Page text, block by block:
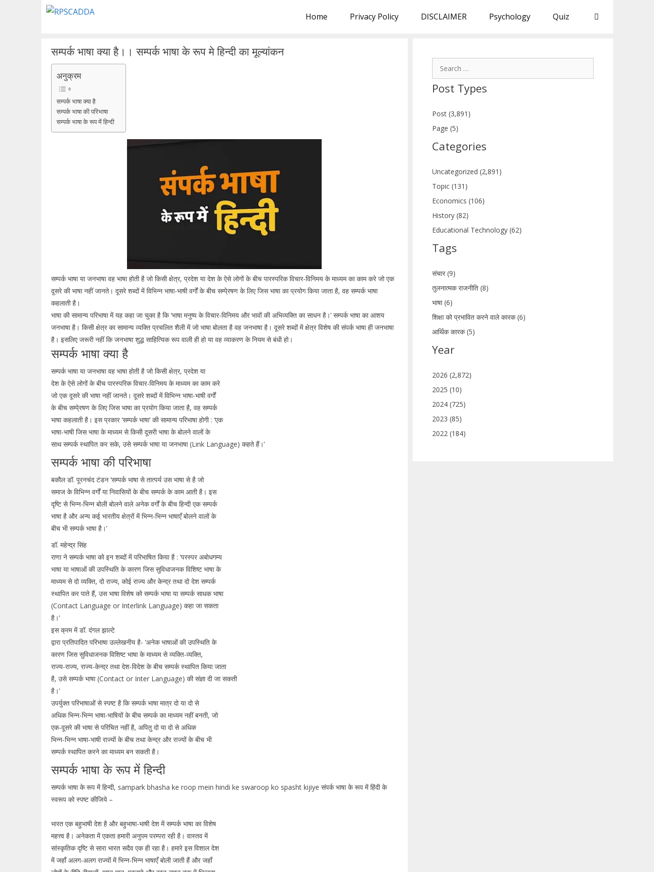
Home Privacy Policy DISCLAIMER Psychology Quiz
सम्पर्क भाषा क्या है।। सम्पर्क भाषा के रूप मे हिन्दी का मूल्यांकन
अनुक्रम
सम्पर्क भाषा क्या है
सम्पर्क भाषा की परिभाषा
सम्पर्क भाषा के रूप में हिन्दी
सम्पर्क भाषा या जनभाषा वह भाषा होती है जो किसी क्षेत्र, प्रदेश या देश के ऐसे लोगों के बीच पारस्परिक विचार-विनिमय के माध्यम का काम करे जो एक
दूसरे की भाषा नहीं जानते। दूसरे शब्दों में विभिन्न भाषा-भाषी वर्गों के बीच सम्पे्रषण के लिए जिस भाषा का प्रयोग किया जाता है, वह सम्पर्क भाषा
कहलाती है।
भाषा की सामान्य परिभाषा में यह कहा जा चुका है कि ‘भाषा मनुष्य के विचार-विनिमय और भावों की अभिव्यक्ति का साधन है।’ सम्पर्क भाषा का आशय
जनभाषा है। किसी क्षेत्र का सामान्य व्यक्ति प्रचलित शैली में जो भाषा बोलता है वह जनभाषा है। दूसरे शब्दों में क्षेत्र विशेष की संपर्क भाषा ही जनभाषा
है। इसलिए जरूरी नहीं कि जनभाषा शुद्ध साहित्यिक रूप वाली ही हो या वह व्याकरण के नियम से बंधी हो।
सम्पर्क भाषा क्या है
सम्पर्क भाषा या जनभाषा वह भाषा होती है जो किसी क्षेत्र, प्रदेश या
देश के ऐसे लोगों के बीच पारस्परिक विचार-विनिमय के माध्यम का काम करे
जो एक दूसरे की भाषा नहीं जानते। दूसरे शब्दों में विभिन्न भाषा-भाषी वर्गों
के बीच सम्पे्रषण के लिए जिस भाषा का प्रयोग किया जाता है, वह सम्पर्क
भाषा कहलाती है। इस प्रकार ‘सम्पर्क भाषा’ की सामान्य परिभाषा होगी : ‘एक
भाषा-भाषी जिस भाषा के माध्यम से किसी दूसरी भाषा के बोलने वालों के
साथ सम्पर्क स्थापित कर सके, उसे सम्पर्क भाषा या जनभाषा (Link Language) कहते हैं।’
सम्पर्क भाषा की परिभाषा
बकौल डॉ. पूरनचंद टंडन ‘सम्पर्क भाषा से तात्पर्य उस भाषा से है जो
समाज के विभिन्न वर्गों या निवासियों के बीच सम्पर्क के काम आती है। इस
दृष्टि से भिन्न-भिन्न बोली बोलने वाले अनेक वर्गों के बीच हिन्दी एक सम्पर्क
भाषा है और अन्य कई भारतीय क्षेत्रों में भिन्न-भिन्न भाषाएँ बोलने वालों के
बीच भी सम्पर्क भाषा है।’
डॉ. महेन्द्र सिंह
राणा ने सम्पर्क भाषा को इन शब्दों में परिभाषित किया है : ‘परस्पर अबोधगम्य
भाषा या भाषाओं की उपस्थिति के कारण जिस सुविधाजनक विशिष्ट भाषा के
माध्यम से दो व्यक्ति, दो राज्य, कोई राज्य और केन्द्र तथा दो देश सम्पर्क
स्थापित कर पाते हैं, उस भाषा विशेष को सम्पर्क भाषा या सम्पर्क साधक भाषा
(Contact Language or Interlink Language) कहा जा सकता
है।’
इस क्रम में डॉ. दंगल झाल्टे
द्वारा प्रतिपादित परिभाषा उल्लेखनीय है- ‘अनेक भाषाओं की उपस्थिति के
कारण जिस सुविधाजनक विशिष्ट भाषा के माध्यम से व्यक्ति-व्यक्ति,
राज्य-राज्य, राज्य-केन्द्र तथा देश-विदेश के बीच सम्पर्क स्थापित किया जाता
है, उसे सम्पर्क भाषा (Contact or Inter Language) की संज्ञा दी जा सकती
है।’
उपर्युक्त परिभाषाओं से स्पष्ट है कि सम्पर्क भाषा मात्र दो या दो से
अधिक भिन्न-भिन्न भाषा-भाषियों के बीच सम्पर्क का माध्यम नहीं बनती, जो
एक-दूसरे की भाषा से परिचित नहीं है, अपितु दो या दो से अधिक
भिन्न-भिन्न भाषा-भाषी राज्यों के बीच तथा केन्द्र और राज्यों के बीच भी
सम्पर्क स्थापित करने का माध्यम बन सकती है।
सम्पर्क भाषा के रूप में हिन्दी
सम्पर्क भाषा के रूप में हिन्दी, sampark bhasha ke roop mein hindi ke swaroop ko spasht kijiye संपर्क भाषा के रूप में हिंदी के
स्वरूप को स्पष्ट कीजिये –
भारत एक बहुभाषी देश है और बहुभाषा-भाषी देश में सम्पर्क भाषा का विशेष
महत्त्व है। अनेकता में एकता हमारी अनुपम परम्परा रही है। वास्तव में
सांस्कृतिक दृष्टि से सारा भारत सदैव एक ही रहा है। हमारे इस विशाल देश
में जहाँ अलग-अलग राज्यों में भिन्न-भिन्न भाषाएँ बोली जाती हैं और जहाँ
Post Types
Post (3,891)
Page (5)
Categories
Uncategorized (2,891)
Topic (131)
Economics (106)
History (82)
Educational Technology (62)
Tags
संचार (9)
तुलनात्मक राजनीति (8)
भाषा (6)
शिक्षा को प्रभावित करने वाले कारक (6)
आर्थिक कारक (5)
Year
2026 (2,872)
2025 (10)
2024 (725)
2023 (85)
2022 (184)